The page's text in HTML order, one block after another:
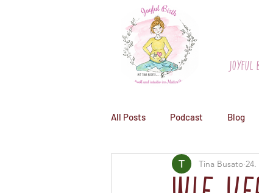
Joyful
All Posts Podcast Blog
Tina Busato 24.